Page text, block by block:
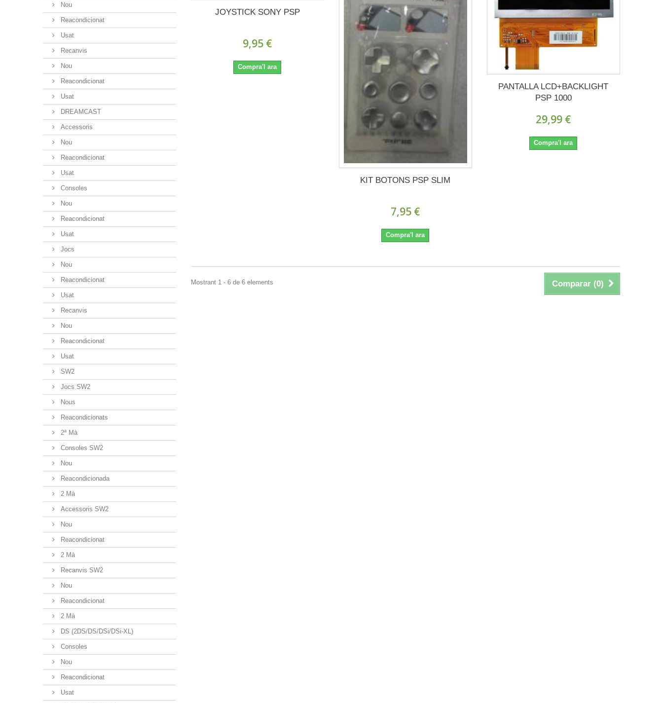
Nou
Reacondicionat
Usat
Recanvis
Nou
Reacondicionat
Usat
DREAMCAST
Accessoris
Nou
Reacondicionat
Usat
Consoles
Nou
Reacondicionat
Usat
Jocs
Nou
Reacondicionat
Usat
Recanvis
Nou
Reacondicionat
Usat
SW2
Jocs SW2
Nous
Reacondicionats
2ª Mà
Consoles SW2
Nou
Reacondicionada
2 Mà
Accessoris SW2
Nou
Reacondicionat
2 Mà
Recanvis SW2
Nou
Reacondicionat
2 Mà
DS (2DS/DS/DSi/DSi-XL)
Consoles
Nou
Reacondicionat
Usat
JOYSTICK SONY PSP
9,95 €
Compra'l ara
KIT BOTONS PSP SLIM
7,95 €
Compra'l ara
PANTALLA LCD+BACKLIGHT
PSP 1000
29,99 €
Compra'l ara
Comparar (0)
Mostrant 1 - 6 de 6 elements